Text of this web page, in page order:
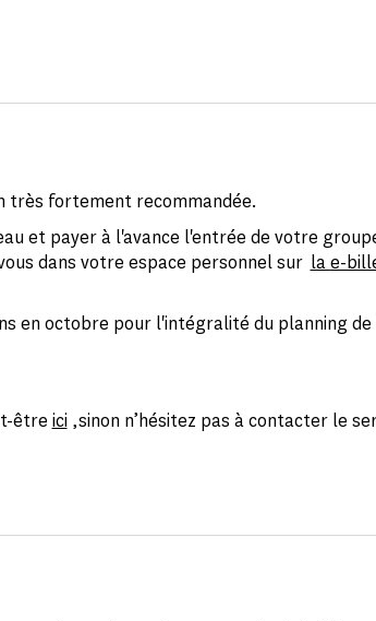
très fortement recommandée.
et payer à l'avance l'entrée de votre
dans votre espace personnel sur lae-
en octobre pour l'intégralité du planning de
être ici ,sinon n’hésitez pas à contacter le